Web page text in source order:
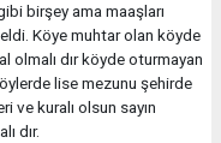
birşey ama maaşları
Köye muhtar olan köyde
olmalı dır köyde oturmayan
lise mezunu şehirde
ve kuralı olsun sayın
dır.